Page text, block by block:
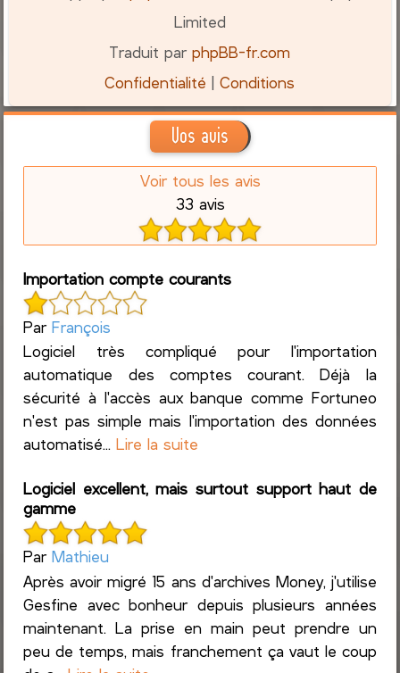
Limited
Traduit parphpBB-fr.com
Confidentialité |Conditions
Vos avis
Voir tous les avis
33 avis
Importation compte courants
ParFrançois
Logiciel très compliqué pour l'importation
automatique des comptes courant. Déjà la
sécurité à l'accès aux banque comme Fortuneo
n'est pas simple mais l'importation des données
automatisé...Lire la suite
Logiciel excellent, mais surtout support haut de
gamme
ParMathieu
Après avoir migré 15 ans d'archives Money, j'utilise
Gesfine avec bonheur depuis plusieurs années
maintenant. La prise en main peut prendre un
peu de temps, mais franchement ça vaut le coup